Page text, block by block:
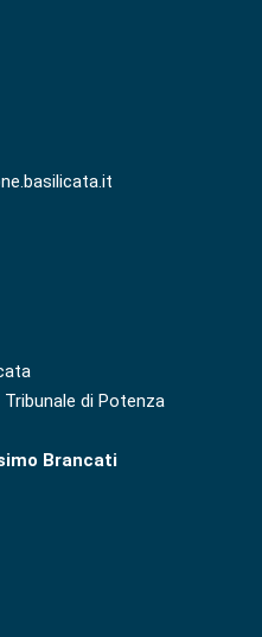
di Potenza
Brancati